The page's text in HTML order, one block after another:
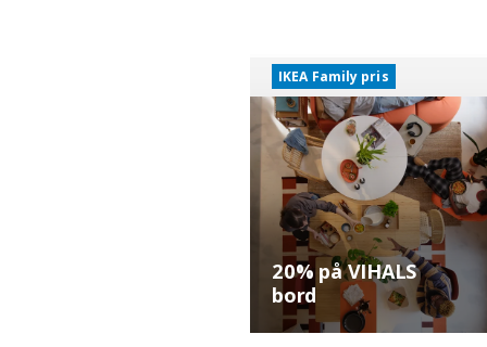
Möbler, heminredning och inspiration
IKEA Family pris
20% på VIHALS
bord
IKEA Family pris
Upp till 25% för
medlemmar
Se alla erbjudanden
Hitta allt för
kräftskivan!